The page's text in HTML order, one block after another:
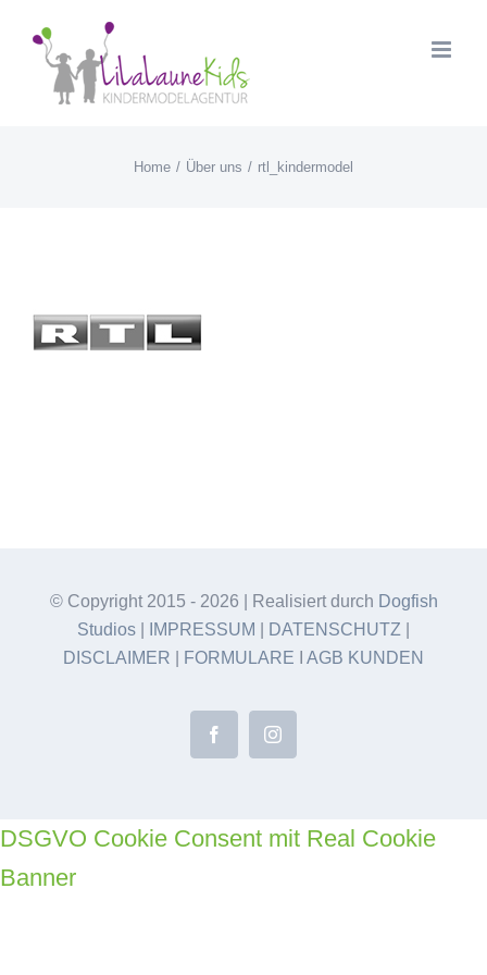
content
Home Über uns rtl_kindermodel
© Copyright 2015 - 2026 | Realisiert durch Dogfish
Studios
IMPRESSUM DATENSCHUTZ
DISCLAIMER
FORMULARE AGB KUNDEN
FacebookInstagram
DSGVO Cookie Consent mit Real Cookie
Banner